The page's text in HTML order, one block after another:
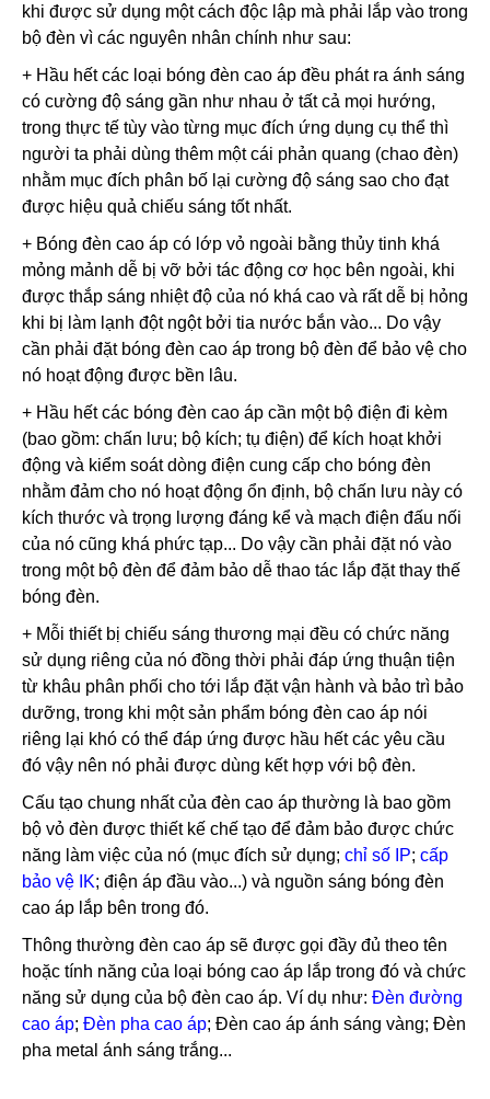
khi được sử dụng một cách độc lập mà phải lắp vào trong
bộ đèn vì các nguyên nhân chính như sau:
+ Hầu hết các loại bóng đèn cao áp đều phát ra ánh sáng
có cường độ sáng gần như nhau ở tất cả mọi hướng,
trong thực tế tùy vào từng mục đích ứng dụng cụ thể thì
người ta phải dùng thêm một cái phản quang (chao đèn)
nhằm mục đích phân bố lại cường độ sáng sao cho đạt
được hiệu quả chiếu sáng tốt nhất.
+ Bóng đèn cao áp có lớp vỏ ngoài bằng thủy tinh khá
mỏng mảnh dễ bị vỡ bởi tác động cơ học bên ngoài, khi
được thắp sáng nhiệt độ của nó khá cao và rất dễ bị hỏng
khi bị làm lạnh đột ngột bởi tia nước bắn vào... Do vậy
cần phải đặt bóng đèn cao áp trong bộ đèn để bảo vệ cho
nó hoạt động được bền lâu.
+ Hầu hết các bóng đèn cao áp cần một bộ điện đi kèm
(bao gồm: chấn lưu; bộ kích; tụ điện) để kích hoạt khởi
động và kiểm soát dòng điện cung cấp cho bóng đèn
nhằm đảm cho nó hoạt động ổn định, bộ chấn lưu này có
kích thước và trọng lượng đáng kể và mạch điện đấu nối
của nó cũng khá phức tạp... Do vậy cần phải đặt nó vào
trong một bộ đèn để đảm bảo dễ thao tác lắp đặt thay thế
bóng đèn.
+ Mỗi thiết bị chiếu sáng thương mại đều có chức năng
sử dụng riêng của nó đồng thời phải đáp ứng thuận tiện
từ khâu phân phối cho tới lắp đặt vận hành và bảo trì bảo
dưỡng, trong khi một sản phẩm bóng đèn cao áp nói
riêng lại khó có thể đáp ứng được hầu hết các yêu cầu
đó vậy nên nó phải được dùng kết hợp với bộ đèn.
Cấu tạo chung nhất của đèn cao áp thường là bao gồm
bộ vỏ đèn được thiết kế chế tạo để đảm bảo được chức
năng làm việc của nó (mục đích sử dụng; chỉ số IP; cấp
bảo vệ IK; điện áp đầu vào...) và nguồn sáng bóng đèn
cao áp lắp bên trong đó.
Thông thường đèn cao áp sẽ được gọi đầy đủ theo tên
hoặc tính năng của loại bóng cao áp lắp trong đó và chức
năng sử dụng của bộ đèn cao áp. Ví dụ như: Đèn đường
cao áp; Đèn pha cao áp; Đèn cao áp ánh sáng vàng; Đèn
pha metal ánh sáng trắng...